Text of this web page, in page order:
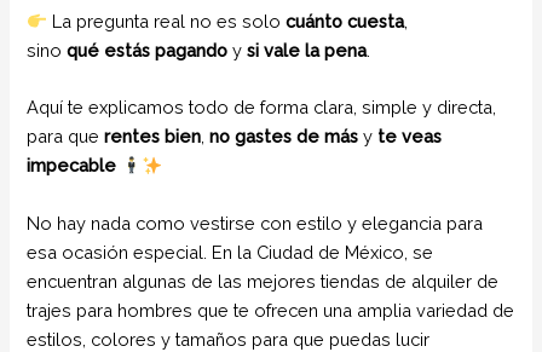
La pregunta real no es solocuánto cuesta,
sinoqué estás pagando ysi vale la pena.
Aquí te explicamos todo de forma clara, simple y directa,
para querentes bien ,no gastes de más y te veas
impecable
No hay nada como vestirse con estilo y elegancia para
esa ocasión especial. En la Ciudad de México, se
encuentran algunas de las mejores tiendas de alquiler de
trajes para hombres que te ofrecen una amplia variedad de
estilos, colores y tamaños para que puedas lucir